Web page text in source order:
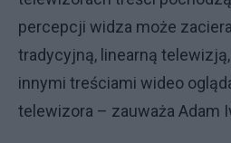
percepcji widza może
tradycyjną, linearną
innymi treściami wideo
telewizora – zauważa Adam